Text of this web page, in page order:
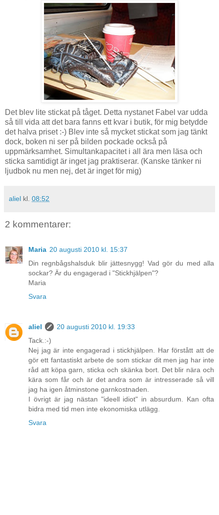
Det blev lite stickat på tåget. Detta nystanet Fabel var udda
så till vida att det bara fanns ett kvar i butik, för mig betydde
det halva priset :-) Blev inte så mycket stickat som jag tänkt
dock, boken ni ser på bilden pockade också på
uppmärksamhet. Simultankapacitet i all ära men läsa och
sticka samtidigt är inget jag praktiserar. (Kanske tänker ni
ljudbok nu men nej, det är inget för mig)
aliel kl. 08:52
2 kommentarer:
Maria 20 augusti 2010 kl. 15:37
Din regnbågshalsduk blir jättesnygg! Vad gör du med alla
sockar? Är du engagerad i "Stickhjälpen"?
Maria
Svara
aliel
20 augusti 2010 kl. 19:33
Tack.:-)
Nej jag är inte engagerad i stickhjälpen. Har förstått att de
gör ett fantastiskt arbete de som stickar dit men jag har inte
råd att köpa garn, sticka och skänka bort. Det blir nära och
kära som får och är det andra som är intresserade så vill
jag ha igen åtminstone garnkostnaden.
I övrigt är jag nästan "ideell idiot" in absurdum. Kan ofta
bidra med tid men inte ekonomiska utlägg.
Svara